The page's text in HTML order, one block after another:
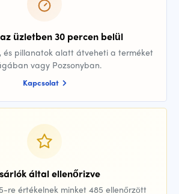
üzletben 30 percen belül
és pillanatok alatt átveheti a terméket
vagy Pozsonyban.
Kapcsolat
által ellenőrizve
re értékelnek minket 485 ellenőrzött